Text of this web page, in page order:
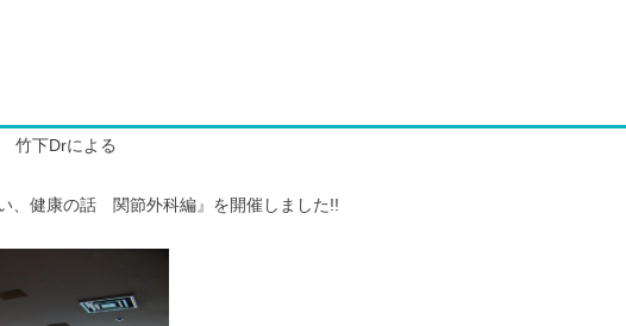
竹下Drによる
、健康の話 関節外科編』を開催しました!!